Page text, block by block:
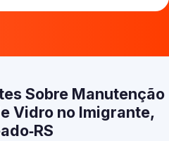
Sobre Manutenção
Vidro no Imigrante,